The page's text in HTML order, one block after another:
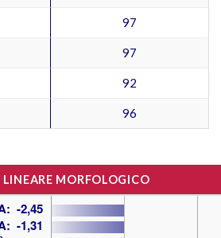
97
97
92
96
LINEARE MORFOLOGICO